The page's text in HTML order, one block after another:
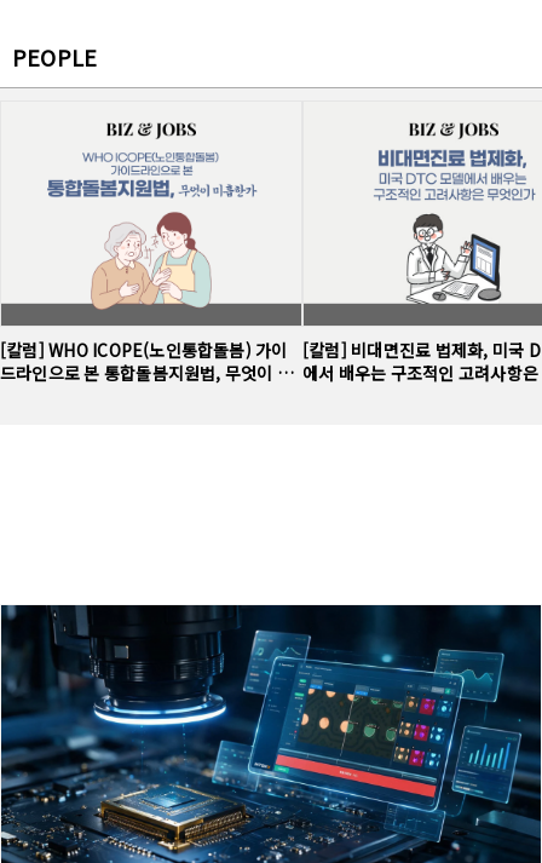
PEOPLE
[칼럼] WHO ICOPE(노인통합돌봄) 가이
드라인으로 본 통합돌봄지원법, 무엇이 미
[칼럼] 비대면진료 법제화, 미국
에서 배우는 구조적인 고려사항